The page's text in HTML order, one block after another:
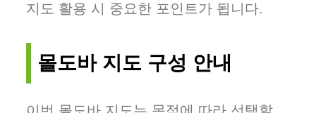
지도 활용 시 중요한 포인트가 됩니다.
몰도바 지도 구성 안내